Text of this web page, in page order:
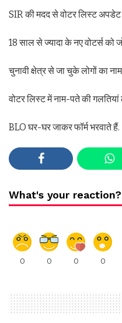
SIR की मदद से वोटर लिस्ट अपडेट
18 साल से ज्यादा के नए वोटर्स को
चुनावी क्षेत्र से जा चुके लोगों का
वोटर लिस्ट में नाम-पते की गलतियां
BLO घर-घर जाकर फॉर्म भरवाते हैं.
What's your reaction?
0 0 0 0